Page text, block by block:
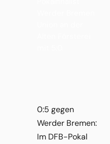
0:5 gegen
Werder Bremen:
Im DFB-Pokal